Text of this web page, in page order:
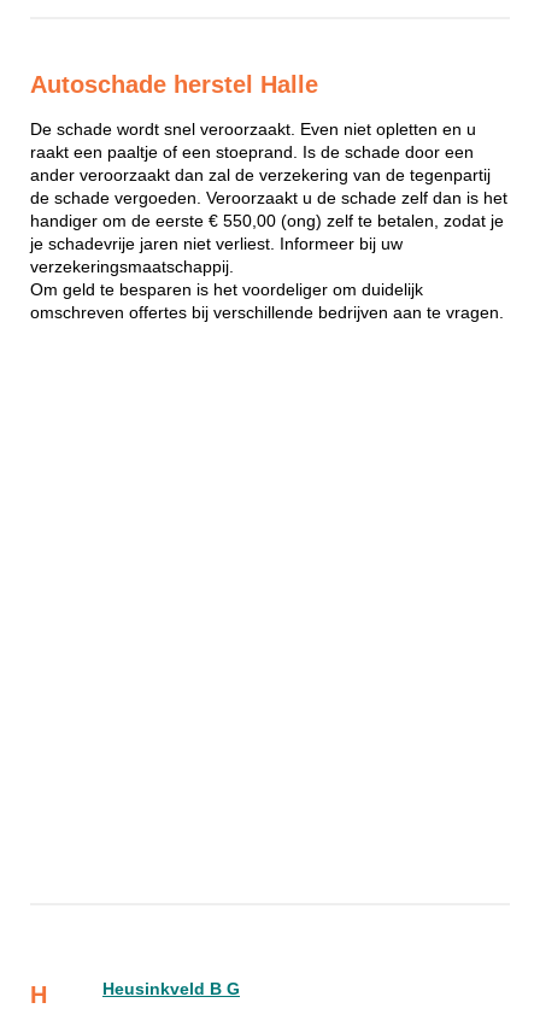
Autoschade herstel Halle
De schade wordt snel veroorzaakt. Even niet opletten en u
raakt een paaltje of een stoeprand. Is de schade door een
ander veroorzaakt dan zal de verzekering van de tegenpartij
de schade vergoeden. Veroorzaakt u de schade zelf dan is het
handiger om de eerste € 550,00 (ong) zelf te betalen, zodat je
je schadevrije jaren niet verliest. Informeer bij uw
verzekeringsmaatschappij.
Om geld te besparen is het voordeliger om duidelijk
omschreven offertes bij verschillende bedrijven aan te vragen.
H Heusinkveld B G